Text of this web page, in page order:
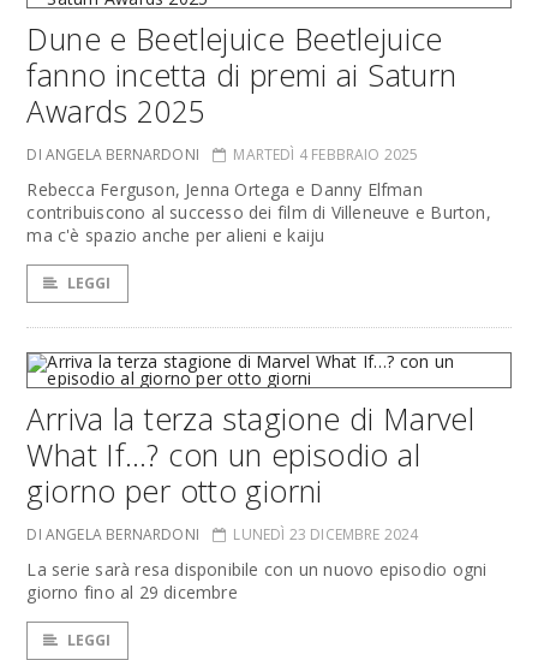
Dune e Beetlejuice Beetlejuice
fanno incetta di premi ai Saturn
Awards 2025
DI ANGELA BERNARDONI MARTEDÌ 4 FEBBRAIO 2025
Rebecca Ferguson, Jenna Ortega e Danny Elfman
contribuiscono al successo dei film di Villeneuve e Burton,
ma c'è spazio anche per alieni e kaiju
LEGGI
Arriva la terza stagione di Marvel
What If…? con un episodio al
giorno per otto giorni
DI ANGELA BERNARDONI LUNEDÌ 23 DICEMBRE 2024
La serie sarà resa disponibile con un nuovo episodio ogni
giorno fino al 29 dicembre
LEGGI